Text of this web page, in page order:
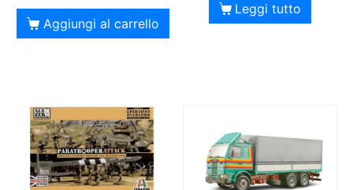
Aggiungi al carrello
Leggi tutto